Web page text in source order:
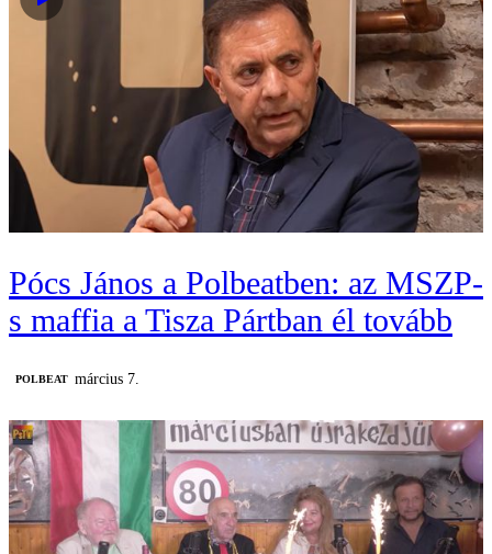
Pócs János a Polbeatben: az MSZP-
s maffia a Tisza Pártban él tovább
‎POLBEAT március 7.